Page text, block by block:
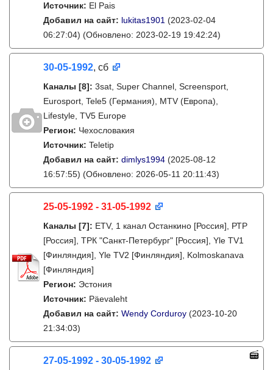
Источник: El Pais
Добавил на сайт: lukitas1901 (2023-02-04
06:27:04) (Обновлено: 2023-02-19 19:42:24)
30-05-1992, сб
Каналы [8]: 3sat, Super Channel, Screensport,
Eurosport, Tele5 (Германия), MTV (Европа),
Lifestyle, TV5 Europe
Регион: Чехословакия
Источник: Teletip
Добавил на сайт: dimlys1994 (2025-08-12
16:57:55) (Обновлено: 2026-05-11 20:11:43)
25-05-1992 - 31-05-1992
Каналы [7]: ETV, 1 канал Останкино [Россия], РТР
[Россия], ТРК "Санкт-Петербург" [Россия], Yle TV1
[Финляндия], Yle TV2 [Финляндия], Kolmoskanava
[Финляндия]
Регион: Эстония
Источник: Päevaleht
Добавил на сайт: Wendy Corduroy (2023-10-20
21:34:03)
27-05-1992 - 30-05-1992